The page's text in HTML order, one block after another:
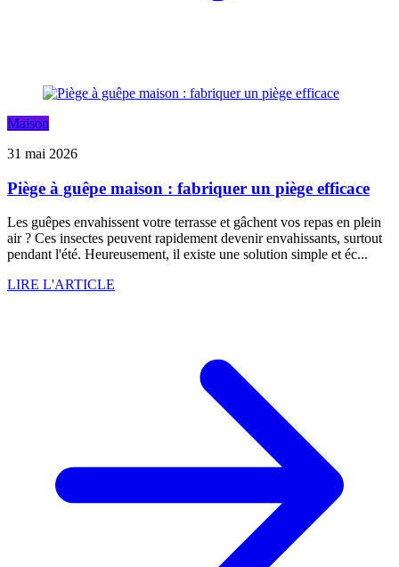
Maison
31 mai 2026
Piège à guêpe maison : fabriquer un piège efficace
Les guêpes envahissent votre terrasse et gâchent vos repas en plein
air ? Ces insectes peuvent rapidement devenir envahissants, surtout
pendant l'été. Heureusement, il existe une solution simple et éc...
LIRE L'ARTICLE